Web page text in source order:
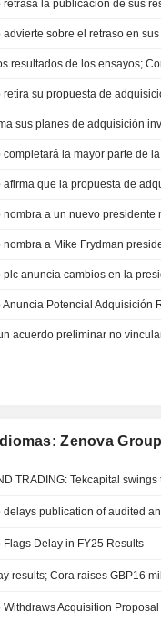
resultados de los ensayos;
retira su propuesta de
nombra a un nuevo presidente
nombra a Mike Frydman
plc anuncia cambios en la
Anuncia Potencial Adquisición
Zenova
TRADING: Tekcapital
Flags Delay in FY25 Results
results; Cora raises GBP16
Withdraws Acquisition